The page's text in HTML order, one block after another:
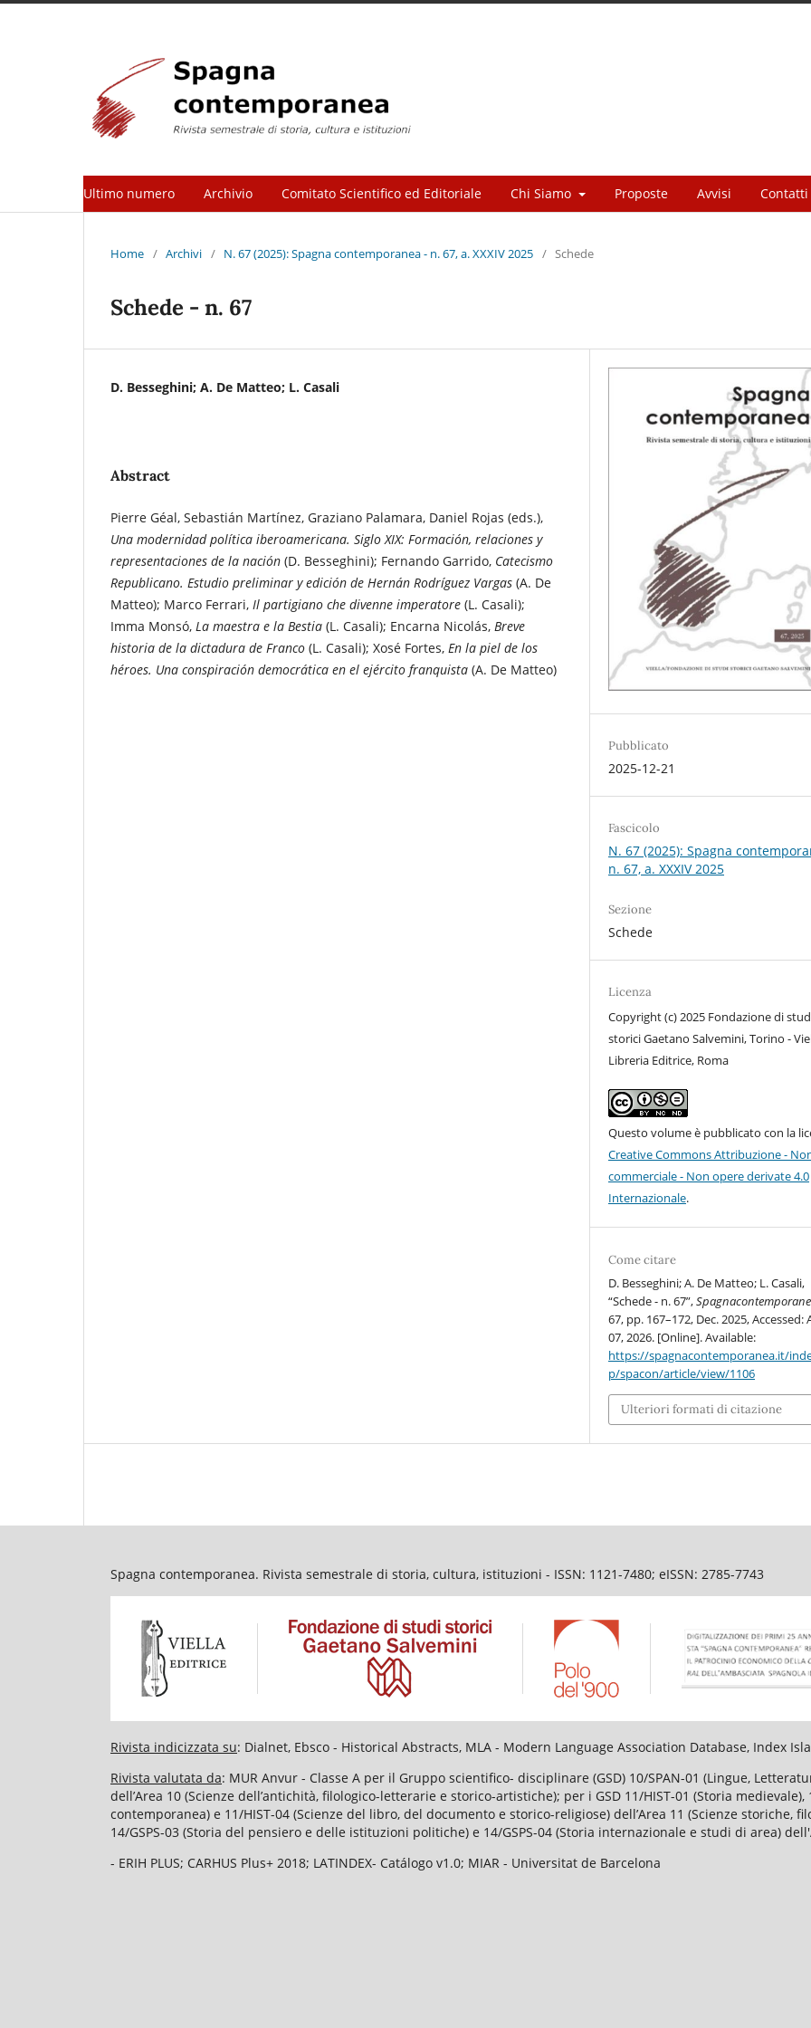
Ultimo numero Archivio Comitato Scientifico ed Editoriale Chi Siamo Proposte Avvisi Contatti
Home / Archivi / N. 67 (2025): Spagna contemporanea - n. 67, a. XXXIV 2025 / Schede
Schede - n. 67
D. Besseghini; A. De Matteo; L. Casali
Abstract
Pierre Géal, Sebastián Martínez, Graziano Palamara, Daniel Rojas (eds.),
Una modernidad política iberoamericana. Siglo XIX: Formación, relaciones y
representaciones de la nación (D. Besseghini); Fernando Garrido, Catecismo
Republicano. Estudio preliminar y edición de Hernán Rodríguez Vargas (A. De
Matteo); Marco Ferrari, Il partigiano che divenne imperatore (L. Casali);
Imma Monsó, La maestra e la Bestia (L. Casali); Encarna Nicolás, Breve
historia de la dictadura de Franco (L. Casali); Xosé Fortes, En la piel de los
héroes. Una conspiración democrática en el ejército franquista (A. De Matteo)
Pubblicato
2025-12-21
Fascicolo
N. 67 (2025): Spagna
n. 67, a. XXXIV 2025
Sezione
Schede
Licenza
Copyright (c) 2025 Fondazione di
storici Gaetano Salvemini, Torino -
Libreria Editrice, Roma
Questo volume è pubblicato con la
Creative Commons Attribuzione -
commerciale - Non opere derivate 4.0
Internazionale.
Come citare
D. Besseghini; A. De Matteo; L. Casali,
“Schede - n. 67”,
67, pp. 167–172, Dec. 2025, Accessed:
07, 2026. [Online]. Available:
https://spagnacontemporanea.it/
p/spacon/article/view/1106
Ulteriori formati di citazione
Spagna contemporanea. Rivista semestrale di storia, cultura, istituzioni - ISSN: 1121-7480; eISSN: 2785-7743
Rivista indicizzata su: Dialnet, Ebsco - Historical Abstracts, MLA - Modern Language Association Database, Index
Rivista valutata da: MUR Anvur - Classe A per il Gruppo scientifico- disciplinare (GSD) 10/SPAN-01 (Lingue,
dell’Area 10 (Scienze dell’antichità, filologico-letterarie e storico-artistiche); per i GSD 11/HIST-01 (Storia medievale),
contemporanea) e 11/HIST-04 (Scienze del libro, del documento e storico-religiose) dell’Area 11 (Scienze storiche,
14/GSPS-03 (Storia del pensiero e delle istituzioni politiche) e 14/GSPS-04 (Storia internazionale e studi di area)
- ERIH PLUS; CARHUS Plus+ 2018; LATINDEX- Catálogo v1.0; MIAR - Universitat de Barcelona